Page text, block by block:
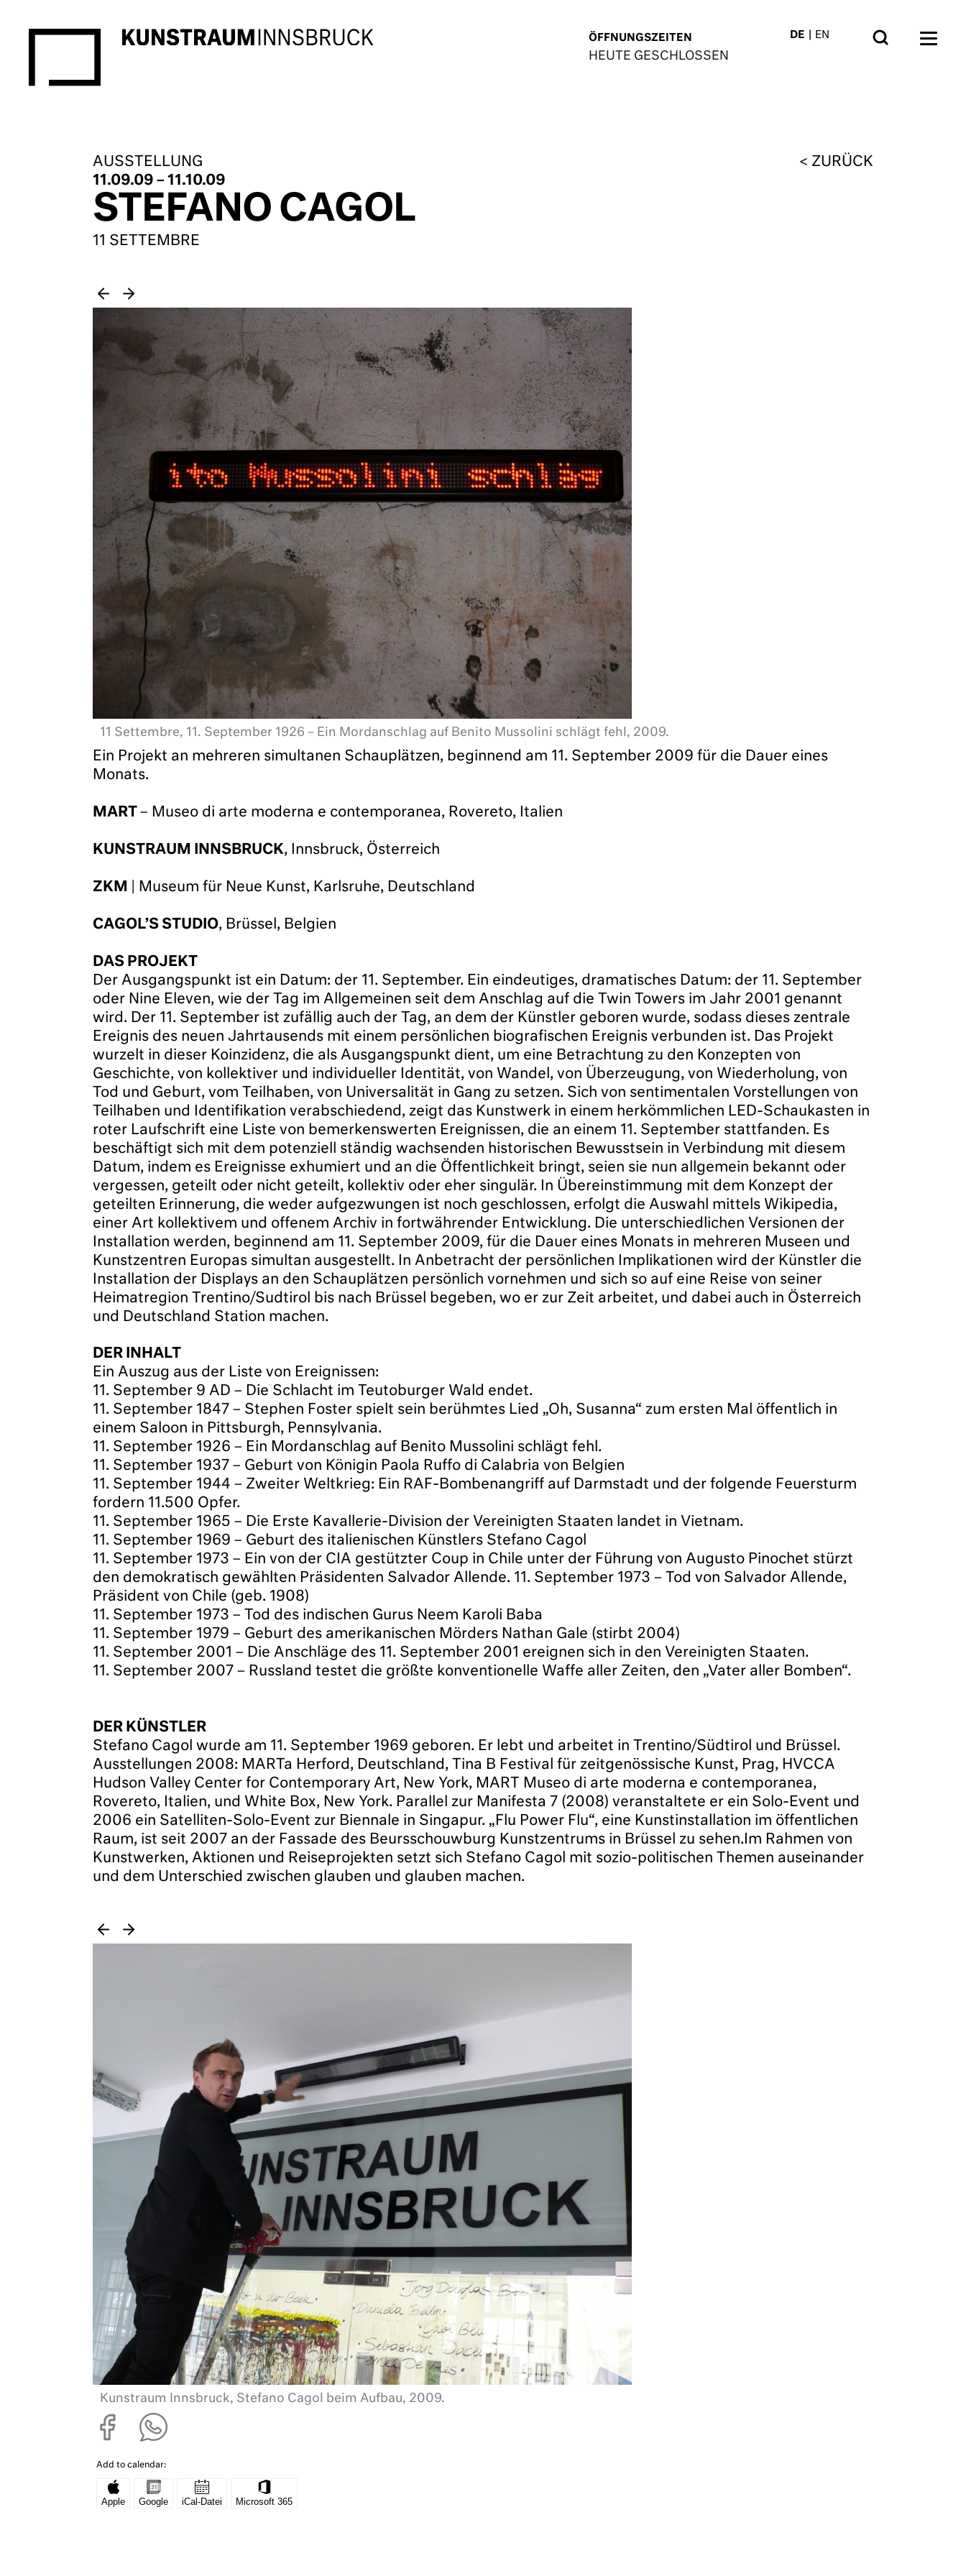
ÖFFNUNGSZEITEN
HEUTE GESCHLOSSEN
DE EN
ZURÜCK
AUSSTELLUNG
11.09.09 – 11.10.09
STEFANO CAGOL
11 SETTEMBRE
11 Settembre, 11. September 1926 – Ein Mordanschlag auf Benito Mussolini schlägt fehl, 2009.
Ein Projekt an mehreren simultanen Schauplätzen, beginnend am 11. September 2009 für die Dauer eines
Monats.
MART – Museo di arte moderna e contemporanea, Rovereto, Italien
KUNSTRAUM INNSBRUCK, Innsbruck, Österreich
ZKM | Museum für Neue Kunst, Karlsruhe, Deutschland
CAGOL’S STUDIO, Brüssel, Belgien
DAS PROJEKT
Der Ausgangspunkt ist ein Datum: der 11. September. Ein eindeutiges, dramatisches Datum: der 11. September
oder Nine Eleven, wie der Tag im Allgemeinen seit dem Anschlag auf die Twin Towers im Jahr 2001 genannt
wird. Der 11. September ist zufällig auch der Tag, an dem der Künstler geboren wurde, sodass dieses zentrale
Ereignis des neuen Jahrtausends mit einem persönlichen biografischen Ereignis verbunden ist. Das Projekt
wurzelt in dieser Koinzidenz, die als Ausgangspunkt dient, um eine Betrachtung zu den Konzepten von
Geschichte, von kollektiver und individueller Identität, von Wandel, von Überzeugung, von Wiederholung, von
Tod und Geburt, vom Teilhaben, von Universalität in Gang zu setzen. Sich von sentimentalen Vorstellungen von
Teilhaben und Identifikation verabschiedend, zeigt das Kunstwerk in einem herkömmlichen LED-Schaukasten in
roter Laufschrift eine Liste von bemerkenswerten Ereignissen, die an einem 11. September stattfanden. Es
beschäftigt sich mit dem potenziell ständig wachsenden historischen Bewusstsein in Verbindung mit diesem
Datum, indem es Ereignisse exhumiert und an die Öffentlichkeit bringt, seien sie nun allgemein bekannt oder
vergessen, geteilt oder nicht geteilt, kollektiv oder eher singulär. In Übereinstimmung mit dem Konzept der
geteilten Erinnerung, die weder aufgezwungen ist noch geschlossen, erfolgt die Auswahl mittels Wikipedia,
einer Art kollektivem und offenem Archiv in fortwährender Entwicklung. Die unterschiedlichen Versionen der
Installation werden, beginnend am 11. September 2009, für die Dauer eines Monats in mehreren Museen und
Kunstzentren Europas simultan ausgestellt. In Anbetracht der persönlichen Implikationen wird der Künstler die
Installation der Displays an den Schauplätzen persönlich vornehmen und sich so auf eine Reise von seiner
Heimatregion Trentino/Sudtirol bis nach Brüssel begeben, wo er zur Zeit arbeitet, und dabei auch in Österreich
und Deutschland Station machen.
DER INHALT
Ein Auszug aus der Liste von Ereignissen:
11. September 9 AD – Die Schlacht im Teutoburger Wald endet.
11. September 1847 – Stephen Foster spielt sein berühmtes Lied „Oh, Susanna“ zum ersten Mal öffentlich in
einem Saloon in Pittsburgh, Pennsylvania.
11. September 1926 – Ein Mordanschlag auf Benito Mussolini schlägt fehl.
11. September 1937 – Geburt von Königin Paola Ruffo di Calabria von Belgien
11. September 1944 – Zweiter Weltkrieg: Ein RAF-Bombenangriff auf Darmstadt und der folgende Feuersturm
fordern 11.500 Opfer.
11. September 1965 – Die Erste Kavallerie-Division der Vereinigten Staaten landet in Vietnam.
11. September 1969 – Geburt des italienischen Künstlers Stefano Cagol
11. September 1973 – Ein von der CIA gestützter Coup in Chile unter der Führung von Augusto Pinochet stürzt
den demokratisch gewählten Präsidenten Salvador Allende. 11. September 1973 – Tod von Salvador Allende,
Präsident von Chile (geb. 1908)
11. September 1973 – Tod des indischen Gurus Neem Karoli Baba
11. September 1979 – Geburt des amerikanischen Mörders Nathan Gale (stirbt 2004)
11. September 2001 – Die Anschläge des 11. September 2001 ereignen sich in den Vereinigten Staaten.
11. September 2007 – Russland testet die größte konventionelle Waffe aller Zeiten, den „Vater aller Bomben“.
DER KÜNSTLER
Stefano Cagol wurde am 11. September 1969 geboren. Er lebt und arbeitet in Trentino/Südtirol und Brüssel.
Ausstellungen 2008: MARTa Herford, Deutschland, Tina B Festival für zeitgenössische Kunst, Prag, HVCCA
Hudson Valley Center for Contemporary Art, New York, MART Museo di arte moderna e contemporanea,
Rovereto, Italien, und White Box, New York. Parallel zur Manifesta 7 (2008) veranstaltete er ein Solo-Event und
2006 ein Satelliten-Solo-Event zur Biennale in Singapur. „Flu Power Flu“, eine Kunstinstallation im öffentlichen
Raum, ist seit 2007 an der Fassade des Beursschouwburg Kunstzentrums in Brüssel zu sehen.Im Rahmen von
Kunstwerken, Aktionen und Reiseprojekten setzt sich Stefano Cagol mit sozio-politischen Themen auseinander
und dem Unterschied zwischen glauben und glauben machen.
Kunstraum Innsbruck, Stefano Cagol beim Aufbau, 2009.
Add to calendar: